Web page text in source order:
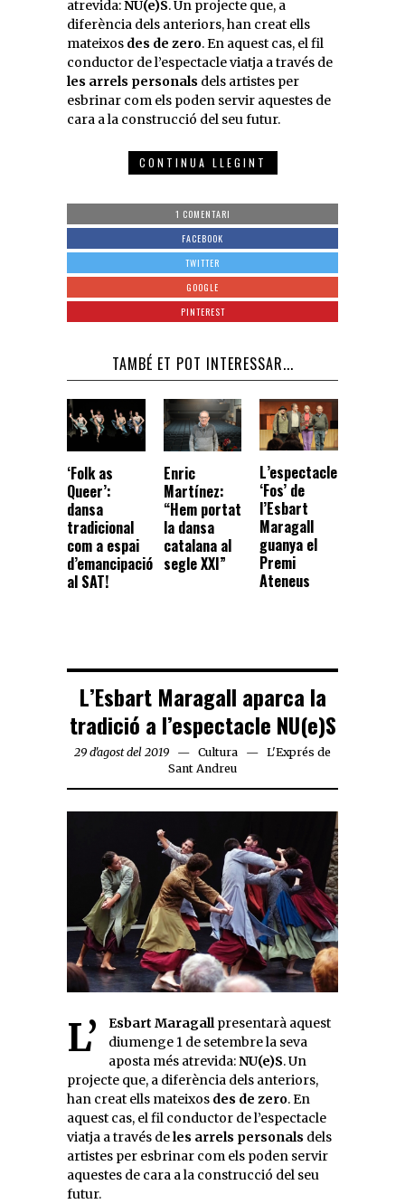
atrevida:NU(e)S. Un projecte que, a
diferència dels anteriors, han creat ells
mateixos des de zero. En aquest cas, el fil
conductor de l’espectacle viatja a través de
les arrels personals dels artistes per
esbrinar com els poden servir aquestes de
cara a la construcció del seu futur.
CONTINUA LLEGINT
1 COMENTARI
FACEBOOK
TWITTER
GOOGLE
PINTEREST
TAMBÉ ET POT INTERESSAR...
‘Folk as
Queer’:
dansa
tradicional
com a espai
d’emancipació
al SAT!
Enric
Martínez:
“Hem portat
la dansa
catalana al
segle XXI”
L’espectacle
‘Fos’ de
l’Esbart
Maragall
guanya el
Premi
Ateneus
L’Esbart Maragall aparca la
tradició a l’espectacle NU(e)S
29 d'agost del 2019 Cultura
L'Exprés de
Sant Andreu
L’ Esbart Maragallpresentarà aquest
diumenge 1 de setembre la seva
aposta més atrevida:NU(e)S. Un
projecte que, a diferència dels anteriors,
han creat ells mateixos des de zero. En
aquest cas, el fil conductor de l’espectacle
viatja a través deles arrels personals dels
artistes per esbrinar com els poden servir
aquestes de cara a la construcció del seu
futur.